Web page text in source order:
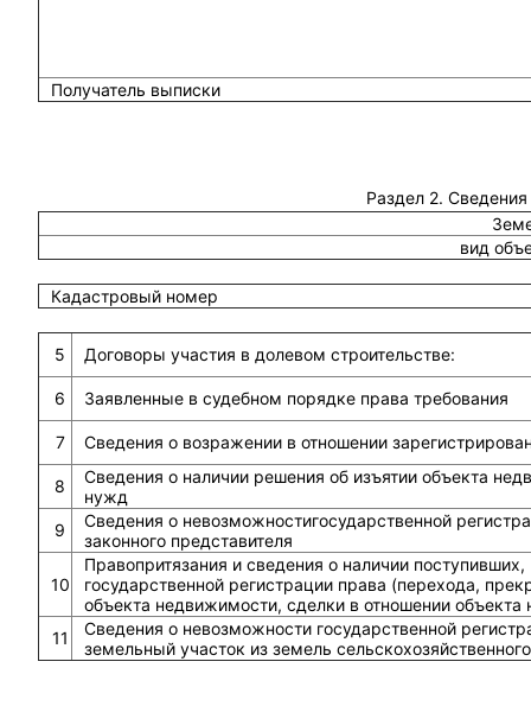
Получатель выписки
Раздел 2.
вид
Кадастровый номер
5 Договоры участия в долевом строительстве:
6 Заявленные в судебном порядке права требования
7 Сведения о возражении в отношении
8
Сведения о наличии решения об изъятии объекта
нужд
9
Сведения о невозможностигосударственной
законного представителя
10
Правопритязания и сведения о наличии
государственной регистрации права (перехода,
объекта недвижимости, сделки в отношении
11
Сведения о невозможности государственной
земельный участок из земель